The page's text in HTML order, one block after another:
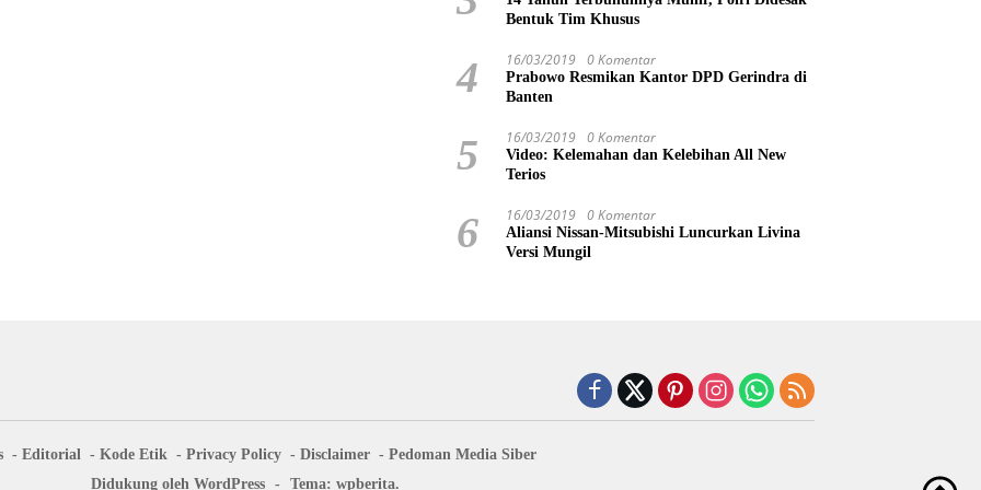
Bentuk Tim Khusus
4 16/03/2019 0 Komentar
Prabowo Resmikan Kantor DPD Gerindra di
Banten
5 16/03/2019 0 Komentar
Video: Kelemahan dan Kelebihan All New
Terios
6 16/03/2019 0 Komentar
Aliansi Nissan-Mitsubishi Luncurkan Livina
Versi Mungil
Editorial Kode Etik Privacy Policy Disclaimer
Pedoman Media Siber
Didukung oleh WordPress - Tema: wpberita.